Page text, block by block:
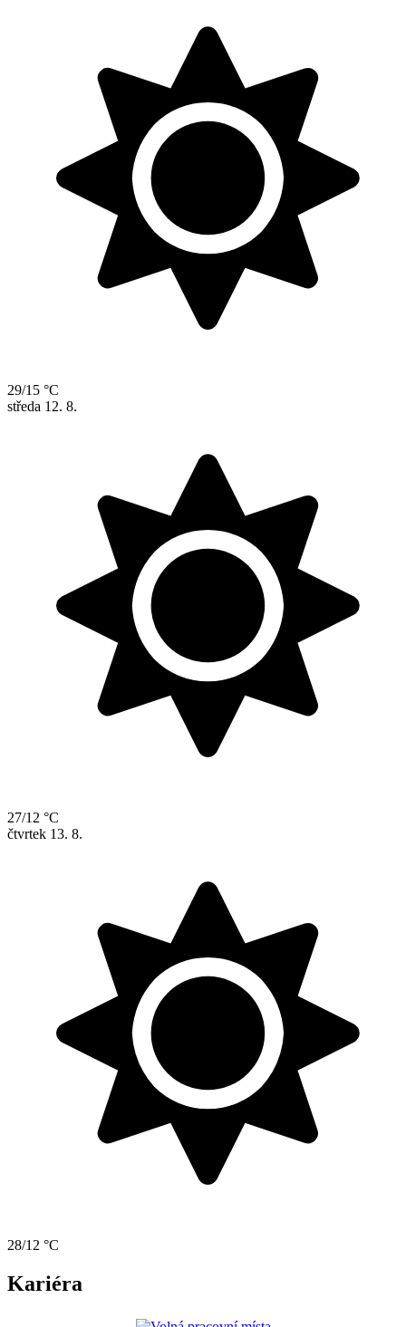
29/15 °C
středa 12. 8.
27/12 °C
čtvrtek 13. 8.
28/12 °C
Kariéra